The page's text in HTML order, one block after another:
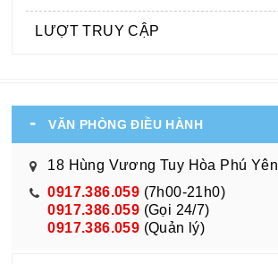
LƯỢT TRUY CẬP
VĂN PHÒNG ĐIỀU HÀNH
18 Hùng Vương Tuy Hòa Phú Yên
0917.386.059 (7h00-21h0)
0917.386.059 (Gọi 24/7)
0917.386.059 (Quản lý)